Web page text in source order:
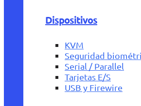
Dispositivos
KVM
Seguridad
Serial / Parallel
Tarjetas E/S
USB y Firewire